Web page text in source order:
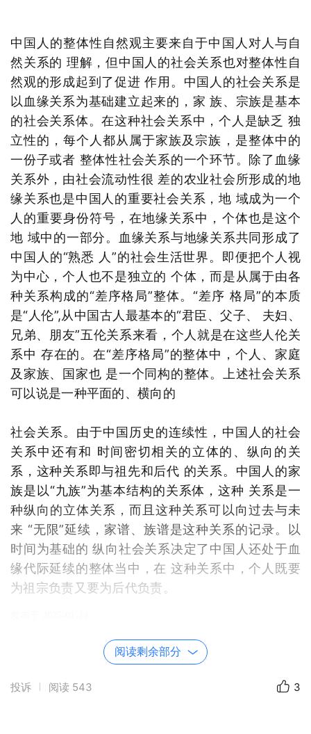
中国人的整体性自然观主要来自于中国人对人与自
然关系的 理解，但中国人的社会关系也对整体性自
然观的形成起到了促进 作用。中国人的社会关系是
以血缘关系为基础建立起来的，家 族、宗族是基本
的社会关系体。在这种社会关系中，个人是缺乏 独
立性的，每个人都从属于家族及宗族，是整体中的
一份子或者 整体性社会关系的一个环节。除了血缘
关系外，由社会流动性很 差的农业社会所形成的地
缘关系也是中国人的重要社会关系，地 域成为一个
人的重要身份符号，在地缘关系中，个体也是这个
地 域中的一部分。血缘关系与地缘关系共同形成了
中国人的“熟悉 人”的社会生活世界。即便把个人视
为中心，个人也不是独立的 个体，而是从属于由各
种关系构成的“差序格局”整体。“差序 格局”的本质
是“人伦”,从中国古人最基本的“君臣、父子、 夫妇、
兄弟、朋友”五伦关系来看，个人就是在这些人伦关
系中 存在的。在“差序格局”的整体中，个人、家庭
及家族、国家也 是一个同构的整体。上述社会关系
可以说是一种平面的、横向的
社会关系。由于中国历史的连续性，中国人的社会
关系中还有和 时间密切相关的立体的、纵向的关
系，这种关系即与祖先和后代 的关系。中国人的家
族是以“九族”为基本结构的关系体，这种 关系是一
种纵向的立体关系，而且这种关系可以向过去与未
来 “无限”延续，家谱、族谱是这种关系的记录。以
时间为基础的 纵向社会关系决定了中国人还处于血
缘代际延续的整体当中，在 这种关系中，个人既要
为祖宗负责又要为后代负责。
阅读剩余部分
投诉 阅读 543 3